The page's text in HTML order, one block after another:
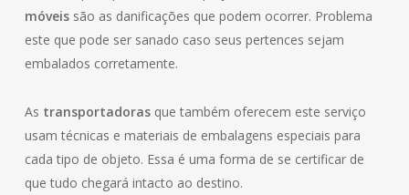
móveis são as danificações que podem ocorrer. Problema
este que pode ser sanado caso seus pertences sejam
embalados corretamente.
As transportadoras que também oferecem este serviço
usam técnicas e materiais de embalagens especiais para
cada tipo de objeto. Essa é uma forma de se certificar de
que tudo chegará intacto ao destino.